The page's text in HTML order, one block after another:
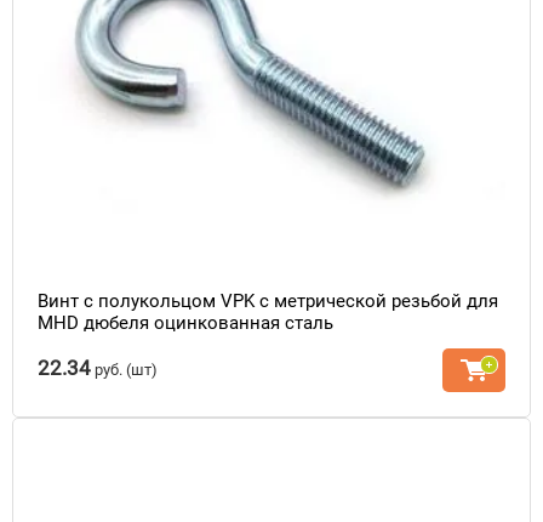
Винт с полукольцом VPK с метрической резьбой для
MHD дюбеля оцинкованная сталь
22.34 руб. (шт)